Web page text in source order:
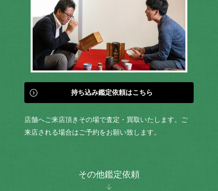
持ち込み鑑定依頼はこちら
店舗へご来店頂きその場で査定・買取いたします。ご
来店される場合はご予約をお願い致します。
その他鑑定依頼